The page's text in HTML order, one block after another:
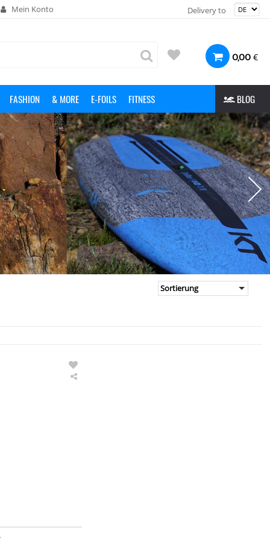
Mein Konto Delivery to
0,00 €
FASHION & MORE E-FOILS FITNESS BLOG